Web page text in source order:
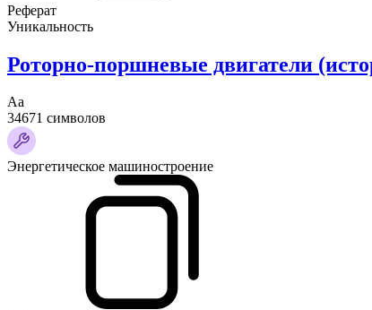
Реферат
Уникальность
Роторно-поршневые двигатели
Аа
34671 символов
Энергетическое машиностроение